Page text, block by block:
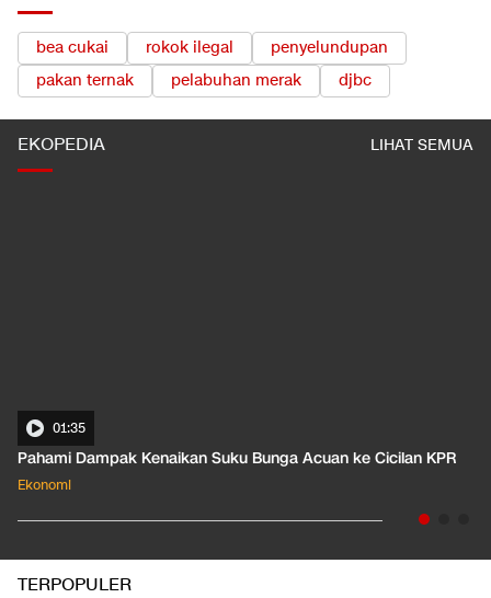
bea cukai rokok ilegal
penyelundupan
pakan ternak
pelabuhan merak djbc
EKOPEDIA LIHAT SEMUA
01:35
Pahami Dampak Kenaikan Suku Bunga Acuan ke Cicilan KPR
Ekonomi
TERPOPULER